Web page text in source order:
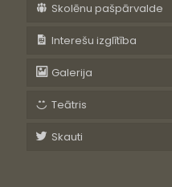
Skolēnu pašpārvalde
Interešu izglītība
Galerija
Teātris
Skauti